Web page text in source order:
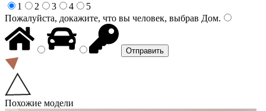
1
2 3 4
5
Пожалуйста, докажите, что вы человек, выбрав Дом.
Похожие модели